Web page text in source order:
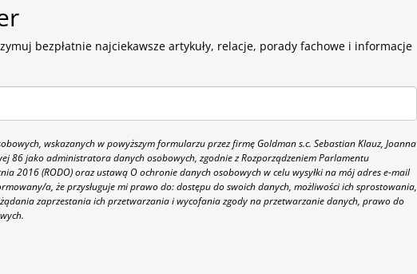
bezpłatnie najciekawsze artykuły, relacje, porady fachowe i informacje
wskazanych w powyższym formularzu przez firmę Goldman s.c. Sebastian Klauz, Joanna
86 jako administratora danych osobowych, zgodnie z Rozporządzeniem Parlamentu
2016 (RODO) oraz ustawą O ochronie danych osobowych w celu wysyłki na mój adres e-mail
a, że przysługuje mi prawo do: dostępu do swoich danych, możliwości ich sprostowania,
zaprzestania ich przetwarzania i wycofania zgody na przetwarzanie danych, prawo do